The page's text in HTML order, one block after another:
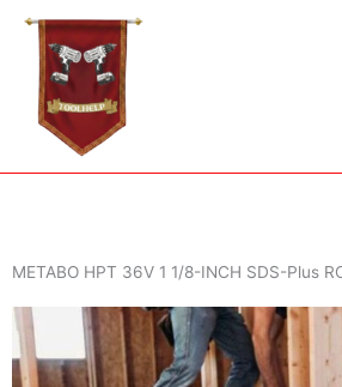
contenido
METABO HPT 36V 1 1/8-INCH SDS-Plus